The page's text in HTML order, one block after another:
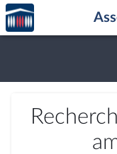
Aller au contenu
Aller en bas de la
Accèder
à la
page